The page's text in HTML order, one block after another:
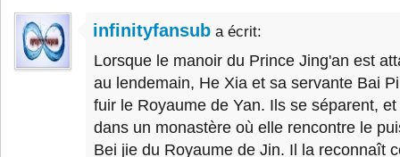
infinityfansub a écrit:
Lorsque le manoir du Prince Jing'an est
au lendemain, He Xia et sa servante Bai
fuir le Royaume de Yan. Ils se séparent,
dans un monastère où elle rencontre le
Bei jie du Royaume de Jin. Il la reconnaît